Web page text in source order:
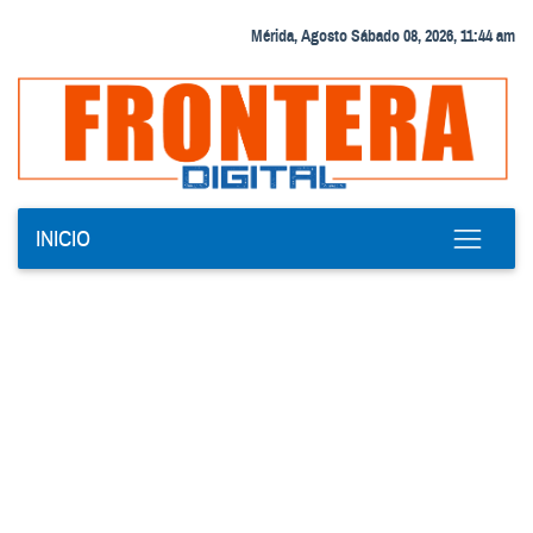
Mérida, Agosto Sábado 08, 2026, 11:44 am
INICIO